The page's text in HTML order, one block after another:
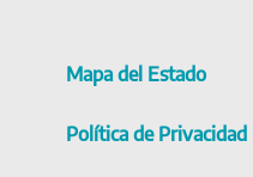
Mapa del Estado
Política de Privacidad